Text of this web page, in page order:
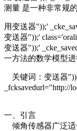
测量 是一种非常规
用变送器"));'
变送器"));'
变送器"));'
一方法的数学模型
关键词：变送器"));'
一、引言
倾角传感器广泛适